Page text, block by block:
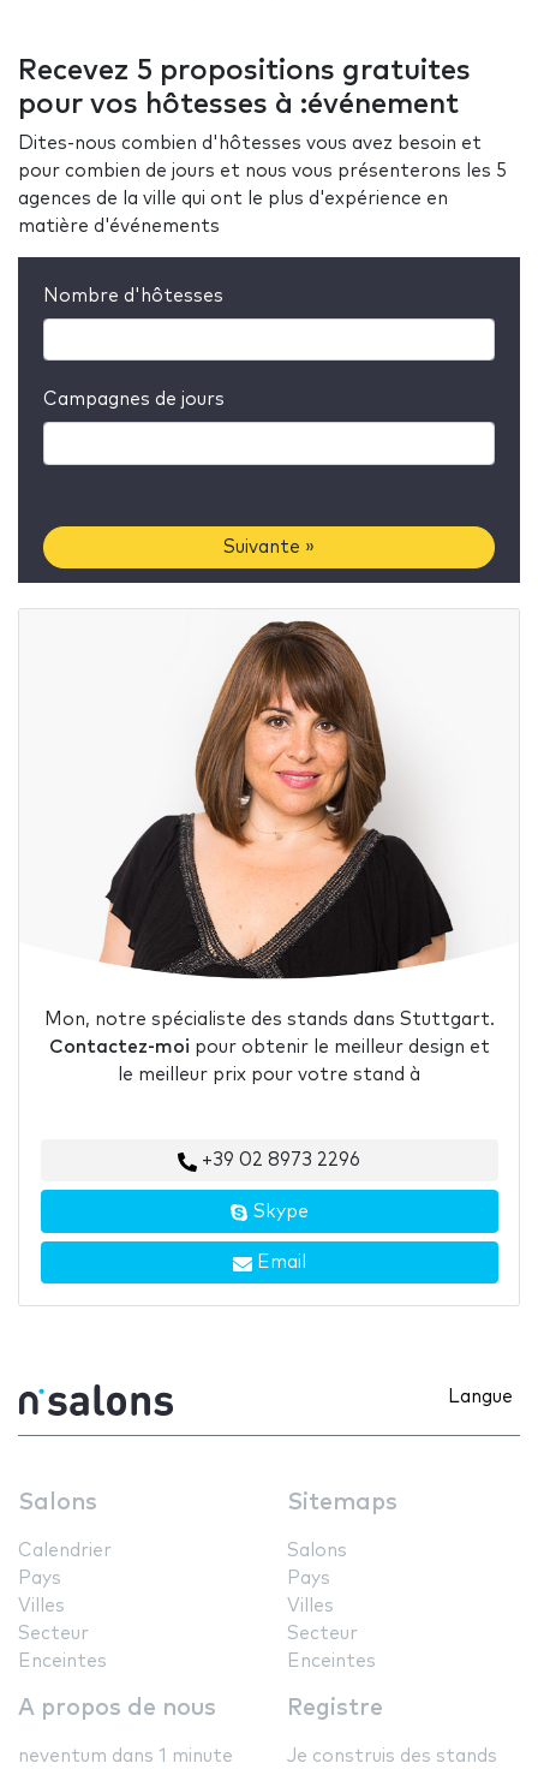
Recevez 5 propositions gratuites
pour vos hôtesses à :événement
Dites-nous combien d'hôtesses vous avez besoin et
pour combien de jours et nous vous présenterons les 5
agences de la ville qui ont le plus d'expérience en
matière d'événements
Nombre d'hôtesses
Campagnes de jours
Suivante »
Mon, notre spécialiste des stands dans Stuttgart.
Contactez-moi pour obtenir le meilleur design et
le meilleur prix pour votre stand à
+39 02 8973 2296
Skype
Email
Langue
Salons
Calendrier
Pays
Villes
Secteur
Enceintes
Sitemaps
Salons
Pays
Villes
Secteur
Enceintes
A propos de nous
neventum dans 1 minute
Registre
Je construis des stands